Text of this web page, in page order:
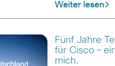
Weiter lesen
Fünf Jahre
für Cisco –
mich.